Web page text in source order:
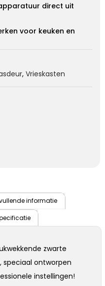
direct uit
voor keuken en
, Vrieskasten
informatie
zwarte
speciaal ontworpen
instellingen!